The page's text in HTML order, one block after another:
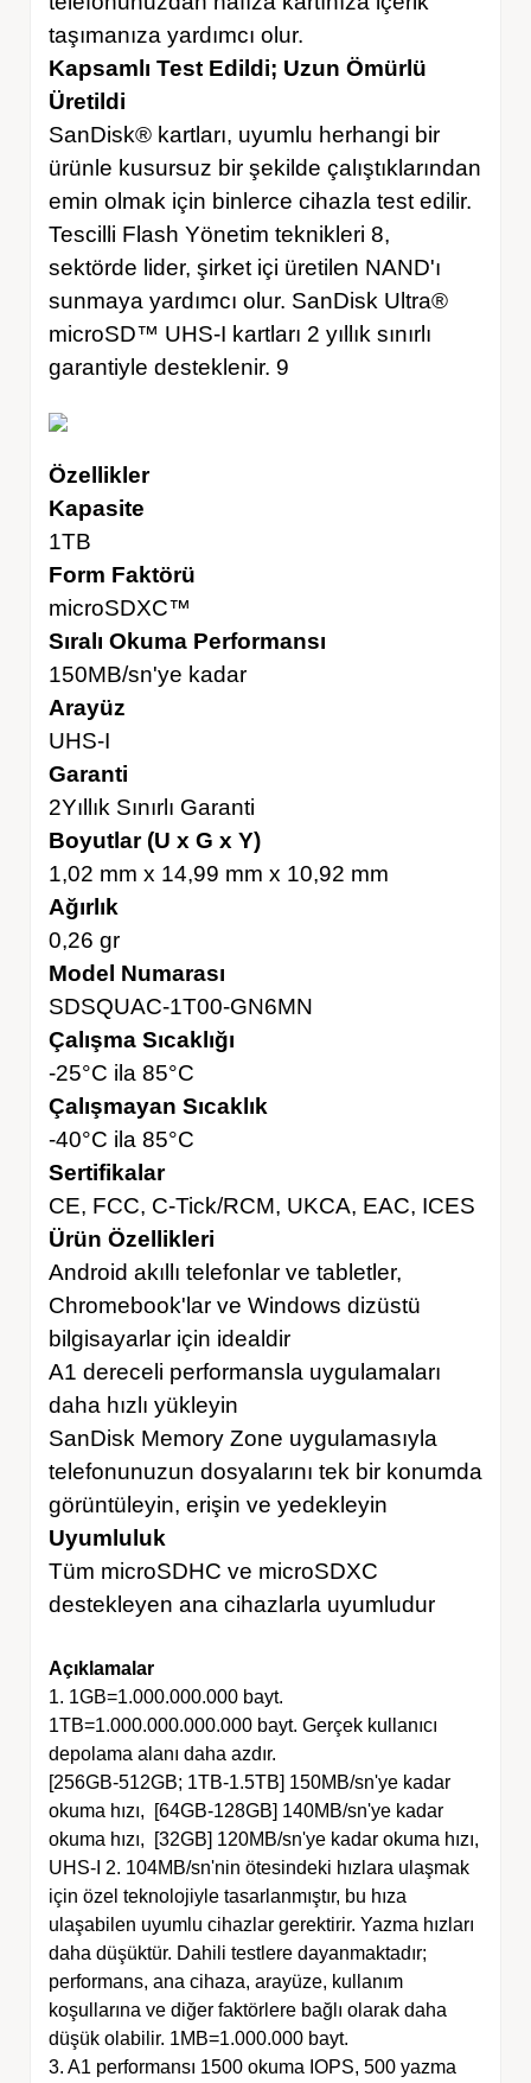
taşımanıza yardımcı olur.
Kapsamlı Test Edildi; Uzun Ömürlü
Üretildi
SanDisk® kartları, uyumlu herhangi bir
ürünle kusursuz bir şekilde çalıştıklarından
emin olmak için binlerce cihazla test edilir.
Tescilli Flash Yönetim teknikleri 8,
sektörde lider, şirket içi üretilen NAND'ı
sunmaya yardımcı olur. SanDisk Ultra®
microSD™ UHS-I kartları 2 yıllık sınırlı
garantiyle desteklenir. 9
Özellikler
Kapasite
1TB
Form Faktörü
microSDXC™
Sıralı Okuma Performansı
150MB/sn'ye kadar
Arayüz
UHS-I
Garanti
2Yıllık Sınırlı Garanti
Boyutlar (U x G x Y)
1,02 mm x 14,99 mm x 10,92 mm
Ağırlık
0,26 gr
Model Numarası
SDSQUAC-1T00-GN6MN
Çalışma Sıcaklığı
-25°C ila 85°C
Çalışmayan Sıcaklık
-40°C ila 85°C
Sertifikalar
CE, FCC, C-Tick/RCM, UKCA, EAC, ICES
Ürün Özellikleri
Android akıllı telefonlar ve tabletler,
Chromebook'lar ve Windows dizüstü
bilgisayarlar için idealdir
A1 dereceli performansla uygulamaları
daha hızlı yükleyin
SanDisk Memory Zone uygulamasıyla
telefonunuzun dosyalarını tek bir konumda
görüntüleyin, erişin ve yedekleyin
Uyumluluk
Tüm microSDHC ve microSDXC
destekleyen ana cihazlarla uyumludur
Açıklamalar
1. 1GB=1.000.000.000 bayt.
1TB=1.000.000.000.000 bayt. Gerçek kullanıcı
depolama alanı daha azdır.
[256GB-512GB; 1TB-1.5TB] 150MB/sn'ye kadar
okuma hızı, [64GB-128GB] 140MB/sn'ye kadar
okuma hızı, [32GB] 120MB/sn'ye kadar okuma hızı,
UHS-I 2. 104MB/sn'nin ötesindeki hızlara ulaşmak
için özel teknolojiyle tasarlanmıştır, bu hıza
ulaşabilen uyumlu cihazlar gerektirir. Yazma hızları
daha düşüktür. Dahili testlere dayanmaktadır;
performans, ana cihaza, arayüze, kullanım
koşullarına ve diğer faktörlere bağlı olarak daha
düşük olabilir. 1MB=1.000.000 bayt.
3. A1 performansı 1500 okuma IOPS, 500 yazma